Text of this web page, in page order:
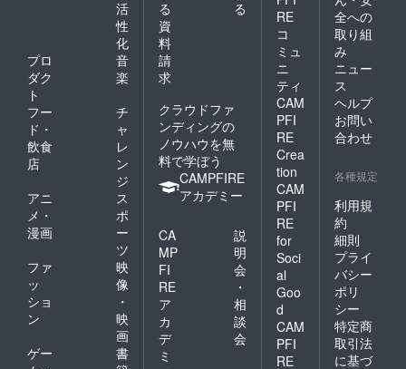
活
性
化
プロ
ダク
ト
音
楽
フー
ド・
飲食
店
チ
ャ
レ
ン
ジ
アニ
メ・
漫画
ス
ポ
ー
ツ
ファ
ッ
ショ
ン
映
像
・
映
画
ゲー
書
る
る
資
料
請
求
クラウドファ
ンディングの
ノウハウを無
料で学ぼう
CAMPFIRE
アカデミー
CA
MP
FI
RE
ア
カ
デ
ミ
説
明
会
・
相
談
会
RE
コ
ミュ
ニ
ティ
CAM
PFI
RE
Crea
tion
CAM
PFI
RE
for
Soci
al
Goo
d
CAM
PFI
RE
全への
取り組
み
ニュー
ス
ヘルプ
お問い
合わせ
各種規定
利用規
約
細則
プライ
バシー
ポリ
シー
特定商
取引法
に基づ